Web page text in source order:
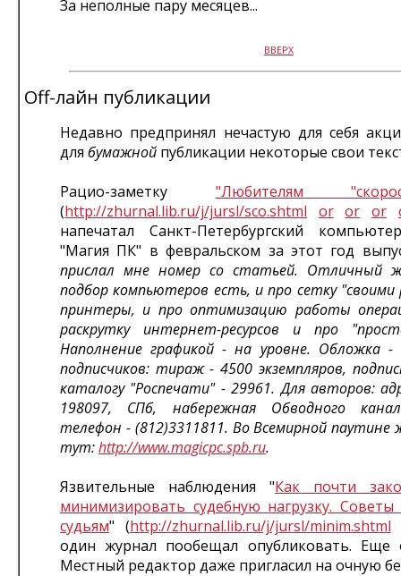
За неполные пару месяцев...
ВВЕРХ
Off-лайн публикации
Недавно предпринял нечастую для себя
для бумажной публикации некоторые свои
Рацио-заметку "Любителям
(http://zhurnal.lib.ru/j/jursl/sco.shtml or or or
напечатал Санкт-Петербургский
"Магия ПК" в февральском за этот год
прислал мне номер со статьей. Отличный
подбор компьютеров есть, и про сетку "своими
принтеры, и про оптимизацию работы
раскрутку интернет-ресурсов и про
Наполнение графикой - на уровне. Обложка -
подписчиков: тираж - 4500 экземпляров,
каталогу "Роспечати" - 29961. Для авторов:
198097, СПб, набережная Обводного
телефон - (812)3311811. Во Всемирной
тут:http://www.magicpc.spb.ru.
Язвительные наблюдения "Как почти
минимизировать судебную нагрузку.
судьям" (http://zhurnal.lib.ru/j/jursl/minim.shtml
один журнал пообещал опубликовать. Еще
Местный редактор даже пригласил на очную